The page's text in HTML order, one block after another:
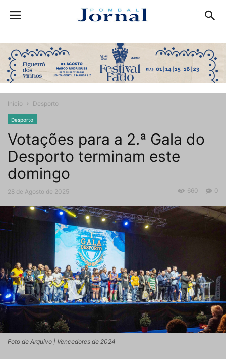
Início Desporto
Desporto
Votações para a 2.ª Gala do
Desporto terminam este
domingo
28 de Agosto de 2025 0
660
Foto de Arquivo | Vencedores de 2024